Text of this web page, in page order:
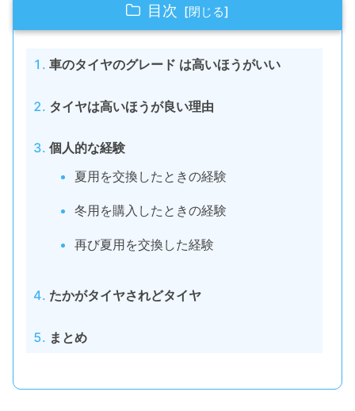
目次
車のタイヤのグレード は高いほうがいい
タイヤは高いほうが良い理由
個人的な経験
夏用を交換したときの経験
冬用を購入したときの経験
再び夏用を交換した経験
たかがタイヤされどタイヤ
まとめ